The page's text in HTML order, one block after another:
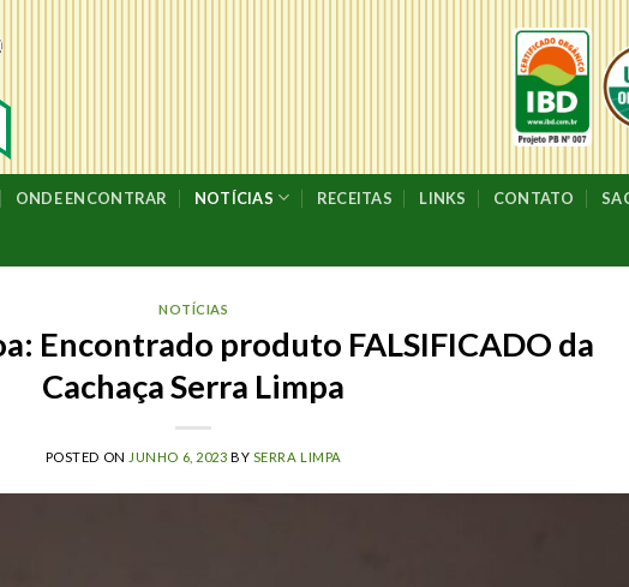
ONDE ENCONTRAR NOTÍCIAS RECEITAS LINKS CONTATO
NOTÍCIAS
Encontrado produto FALSIFICADO da
Cachaça Serra Limpa
POSTED ON JUNHO 6, 2023 BY SERRA LIMPA